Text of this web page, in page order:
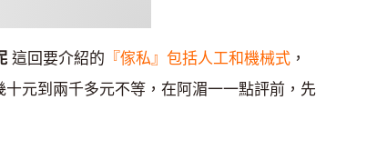
這回要介紹的 『傢私』包括人工和機械式 ，
十元到兩千多元不等，在阿湄一一點評前，先